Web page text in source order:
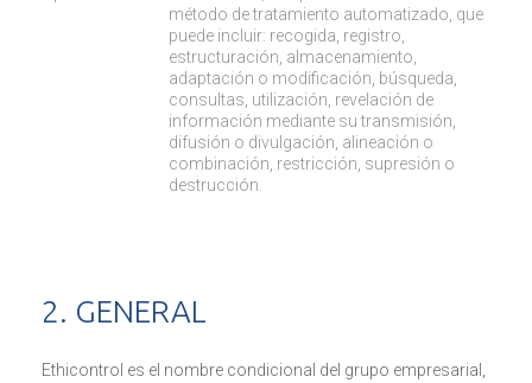
método de tratamiento automatizado, que
puede incluir: recogida, registro,
estructuración, almacenamiento,
adaptación o modificación, búsqueda,
consultas, utilización, revelación de
información mediante su transmisión,
difusión o divulgación, alineación o
combinación, restricción, supresión o
destrucción.
2. GENERAL
Ethicontrol es el nombre condicional del grupo empresarial,